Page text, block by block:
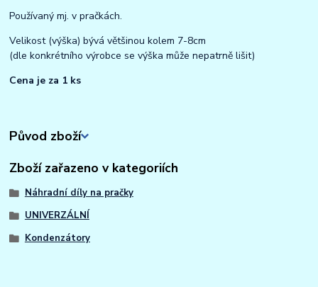
Používaný mj. v pračkách.
Velikost (výška) bývá většinou kolem 7-8cm
(dle konkrétního výrobce se výška může nepatrně lišit)
Cena je za 1 ks
Původ zboží
Zboží zařazeno v kategoriích
Náhradní díly na pračky
UNIVERZÁLNÍ
Kondenzátory